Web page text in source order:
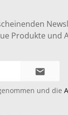
Produkte und
und die